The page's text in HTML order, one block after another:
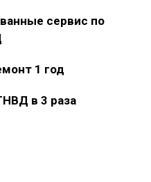
сервис по
1 год
в 3 раза